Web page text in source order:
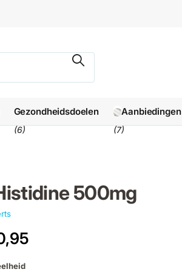
Gezondheidsdoelen
(6)
Aanbiedingen
(7)
500mg